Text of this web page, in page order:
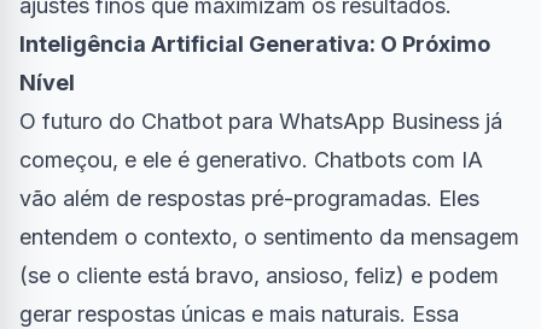
ajustes finos que maximizam os resultados.
Inteligência Artificial Generativa: O Próximo
Nível
O futuro do Chatbot para WhatsApp Business já
começou, e ele é generativo. Chatbots com IA
vão além de respostas pré-programadas. Eles
entendem o contexto, o sentimento da mensagem
(se o cliente está bravo, ansioso, feliz) e podem
gerar respostas únicas e mais naturais. Essa